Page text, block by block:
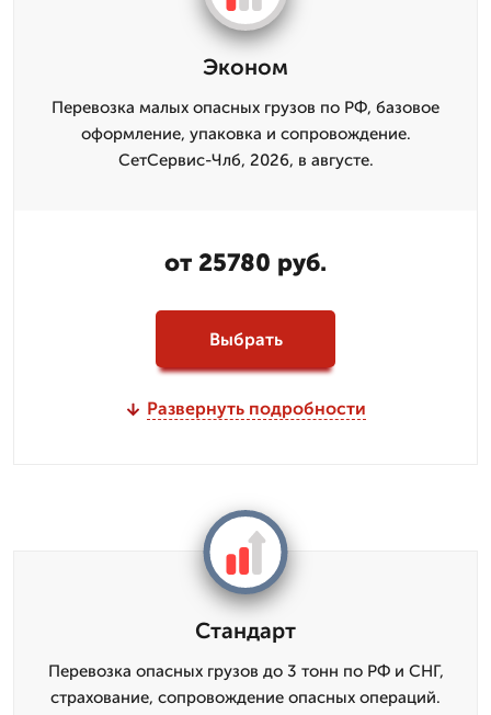
Эконом
Перевозка малых опасных грузов по РФ, базовое
оформление, упаковка и сопровождение.
СетСервис-Члб, 2026, в августе.
от 25780 руб.
Выбрать
Развернуть подробности
Стандарт
Перевозка опасных грузов до 3 тонн по РФ и СНГ,
страхование, сопровождение опасных операций.